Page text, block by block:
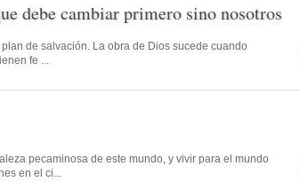
debe cambiar primero sino nosotros
de salvación. La obra de Dios sucede cuando
fe ...
pecaminosa de este mundo, y vivir para el mundo
en el ci...